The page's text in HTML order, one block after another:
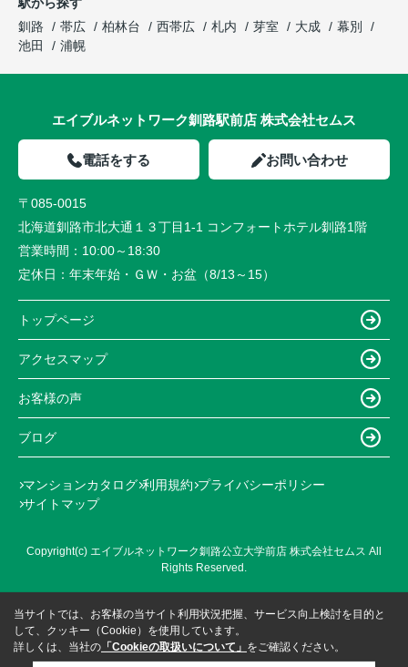
釧路
帯広 柏林台 西帯広 札内 芽室 大成
幕別
池田
浦幌
エイブルネットワーク釧路駅前店 株式会社セムス
電話をする お問い合わせ
〒085-0015
北海道釧路市北大通１３丁目1-1 コンフォートホテル釧路1階
営業時間： 10:00～18:30
定休日： 年末年始・ＧＷ・お盆（8/13～15）
トップページ
アクセスマップ
お客様の声
ブログ
マンションカタログ 利用規約 プライバシーポリシー
サイトマップ
Copyright(c) エイブルネットワーク釧路公立大学前店 株式会社セムス All
Rights Reserved.
当サイトでは、お客様の当サイト利用状況把握、サービス向上検討を目的と
して、クッキー（Cookie）を使用しています。
詳しくは、当社の 「Cookieの取扱いについて」 をご確認ください。